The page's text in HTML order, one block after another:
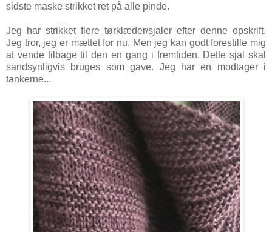
sidste maske strikket ret på alle pinde.
Jeg har strikket flere tørklæder/sjaler efter denne opskrift.
Jeg tror, jeg er mættet for nu. Men jeg kan godt forestille mig
at vende tilbage til den en gang i fremtiden. Dette sjal skal
sandsynligvis bruges som gave. Jeg har en modtager i
tankerne...